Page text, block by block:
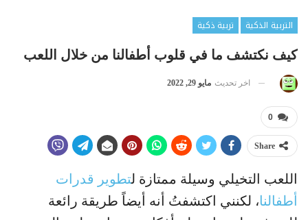
التربية الذكية
تربية ذكية
كيف نكتشف ما في قلوب أطفالنا من خلال اللعب
اخر تحديث مايو 29, 2022
0
Share
اللعب التخيلي وسيلة ممتازة لتطوير قدرات
أطفالنا، لكنني اكتشفتُ أنه أيضاً طريقة رائعة